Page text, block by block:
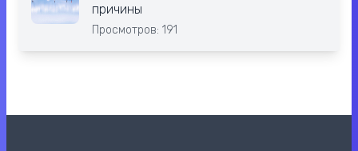
причины
Просмотров: 191